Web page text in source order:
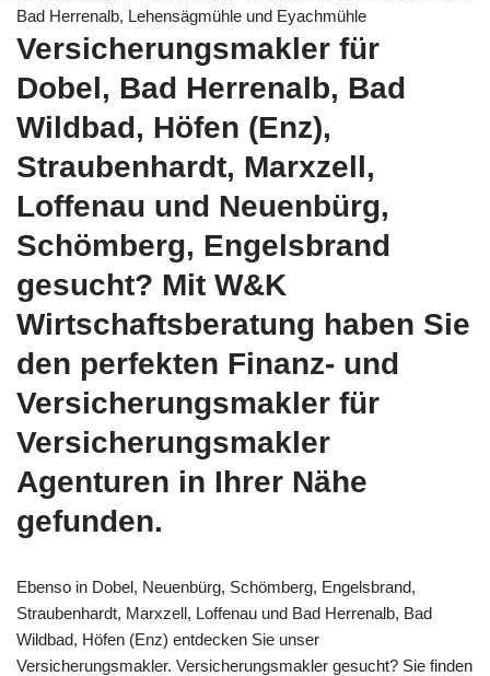
Bad Herrenalb, Lehensägmühle und Eyachmühle
Versicherungsmakler für
Dobel, Bad Herrenalb, Bad
Wildbad, Höfen (Enz),
Straubenhardt, Marxzell,
Loffenau und Neuenbürg,
Schömberg, Engelsbrand
gesucht? Mit W&K
Wirtschaftsberatung haben Sie
den perfekten Finanz- und
Versicherungsmakler für
Versicherungsmakler
Agenturen in Ihrer Nähe
gefunden.
Ebenso in Dobel, Neuenbürg, Schömberg, Engelsbrand,
Straubenhardt, Marxzell, Loffenau und Bad Herrenalb, Bad
Wildbad, Höfen (Enz) entdecken Sie unser
Versicherungsmakler. Versicherungsmakler gesucht? Sie finden